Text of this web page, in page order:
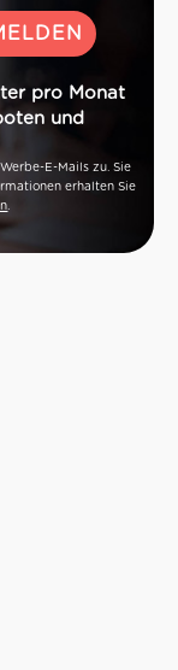
pro Monat
und
E-Mails zu. Sie
erhalten Sie